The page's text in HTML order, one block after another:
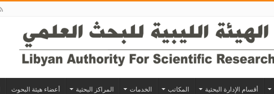
أقسام الإدارة البحثية المكاتب الخدمات المراكز البحثية أعضاء هيئة البحوث